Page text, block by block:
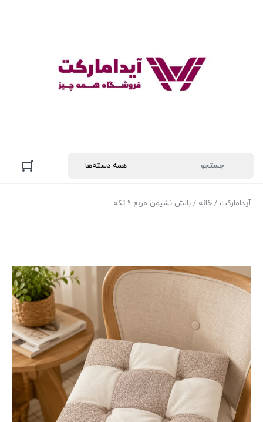
آیدامارکت / خانه / بالش نشیمن مربع 9 تکه